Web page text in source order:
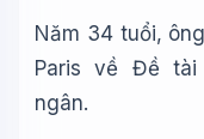
Năm 34 tuổi,
Paris về Đề tài
ngân.